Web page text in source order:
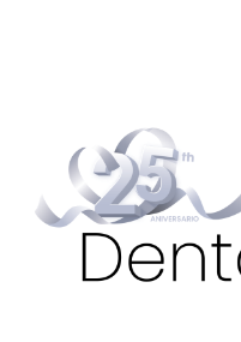
44 mm, con dos o cuatro
bucles de ojo de cerradura.